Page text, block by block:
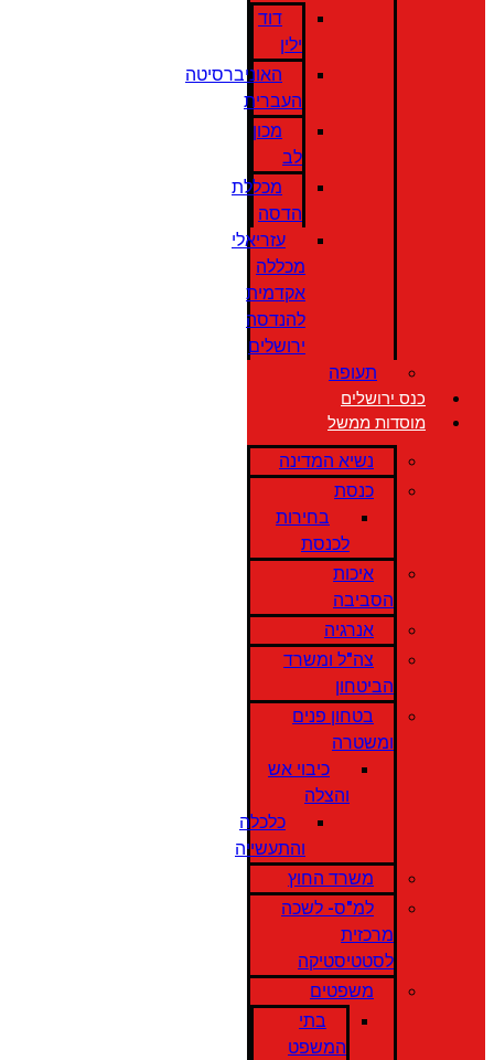
דוד
ילין
האוניברסיטה
העברית
מכון
לב
מכללת
הדסה
עזריאלי
מכללה
אקדמית
להנדסה
ירושלים
תעופה
כנס ירושלים
מוסדות ממשל
נשיא המדינה
כנסת
בחירות
לכנסת
איכות
הסביבה
אנרגיה
צה"ל ומשרד
הביטחון
בטחון פנים
ומשטרה
כיבוי אש
והצלה
כלכלה
והתעשייה
משרד החוץ
למ"ס- לשכה
מרכזית
לסטטיסטיקה
משפטים
בתי
המשפט